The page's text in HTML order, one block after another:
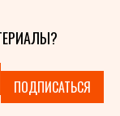
ПОДПИСАТЬСЯ